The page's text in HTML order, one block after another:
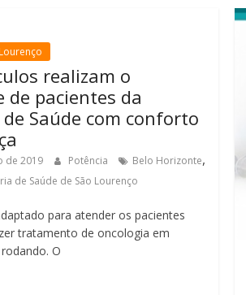
realizam o
pacientes da
Saúde com conforto
de 2019 Potência Belo Horizonte,
de Saúde de São Lourenço
para atender os pacientes
tratamento de oncologia em
O